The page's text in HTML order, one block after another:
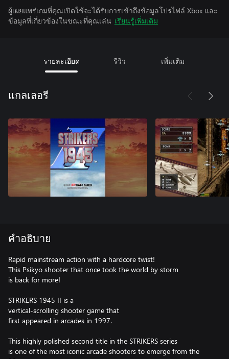
ผู้เผยแพร่เกมที่คุณเปิดใช้จะได้รับการเข้าถึงข้อมูลโปรไฟล์ Xbox และ
ข้อมูลที่เกี่ยวข้องในขณะที่คุณเล่น เรียนรู้เพิ่มเติม
รายละเอียด รีวิว เพิ่มเติม
แกลเลอรี
คำอธิบาย
Rapid mainstream action with a hardcore twist!
This Psikyo shooter that once took the world by storm
is back for more!
STRIKERS 1945 II is a
vertical-scrolling shooter game that
first appeared in arcades in 1997.
This highly polished second title in the STRIKERS series
is one of the most iconic arcade shooters to emerge from the